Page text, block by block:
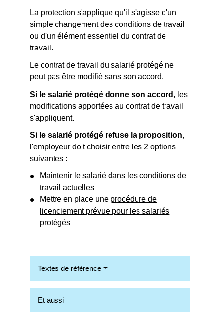
La protection s'applique qu'il s'agisse d'un
simple changement des conditions de travail
ou d'un élément essentiel du contrat de
travail.
Le contrat de travail du salarié protégé ne
peut pas être modifié sans son accord.
Si le salarié protégé donne son accord , les
modifications apportées au contrat de travail
s'appliquent.
Si le salarié protégé refuse la proposition,
l'employeur doit choisir entre les 2 options
suivantes :
Maintenir le salarié dans les conditions de
travail actuelles
Mettre en place une procédure de
licenciement prévue pour les salariés
protégés
Textes de référence
Et aussi